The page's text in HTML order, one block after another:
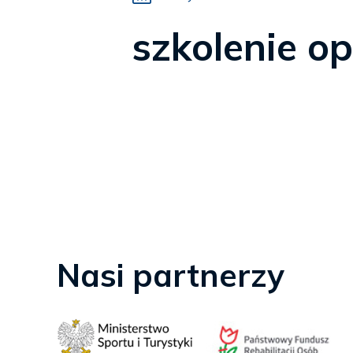
szkolenie
Nasi partnerzy